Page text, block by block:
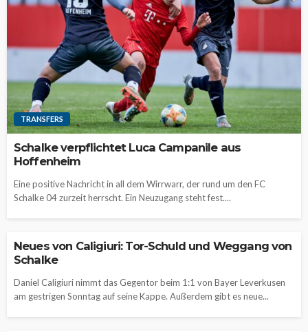
TRANSFERS
Schalke verpflichtet Luca Campanile aus
Hoffenheim
Eine positive Nachricht in all dem Wirrwarr, der rund um den FC
Schalke 04 zurzeit herrscht. Ein Neuzugang steht fest....
Neues von Caligiuri: Tor-Schuld und Weggang von
Schalke
Daniel Caligiuri nimmt das Gegentor beim 1:1 von Bayer Leverkusen
am gestrigen Sonntag auf seine Kappe. Außerdem gibt es neue...